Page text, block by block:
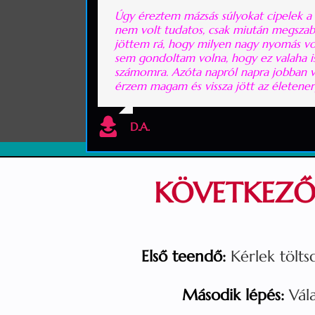
Úgy éreztem mázsás súlyokat cipelek
nem volt tudatos, csak miután
jöttem rá, hogy milyen nagy nyomás
sem gondoltam volna, hogy ez valaha
számomra. Azóta napról napra jobban
érzem magam és vissza jött az
D.A.
KÖVETKEZŐ
Első teendő: Kérlek
Második lépés: